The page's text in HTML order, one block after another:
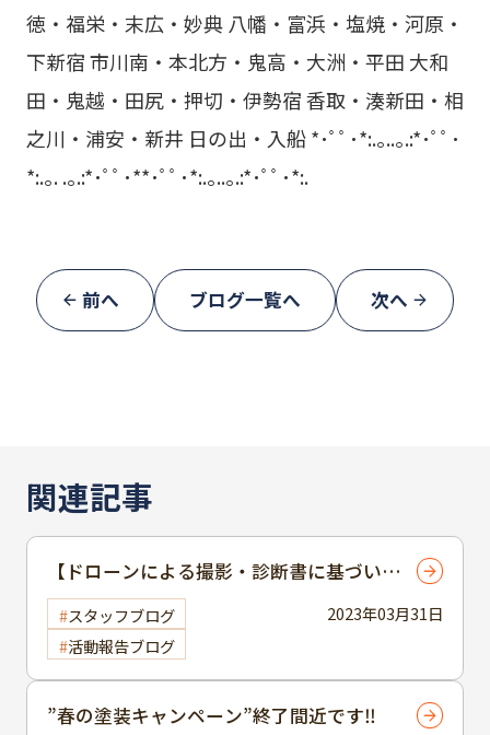
徳・福栄・末広・妙典 八幡・富浜・塩焼・河原・
下新宿 市川南・本北方・鬼高・大洲・平田 大和
田・鬼越・田尻・押切・伊勢宿 香取・湊新田・相
之川・浦安・新井 日の出・入船 *･ﾟﾟ･*:.｡..｡.:*･ﾟﾟ･
*:.｡. .｡.:*･ﾟﾟ･**･ﾟﾟ･*:.｡..｡.:*･ﾟﾟ･*:.
前へ ブログ一覧へ 次へ
関連記事
2023年03月31日
【ドローンによる撮影・診断書に基づいて
の丁寧な説明のご提案！】
スタッフブログ
活動報告ブログ
”春の塗装キャンペーン”終了間近です‼